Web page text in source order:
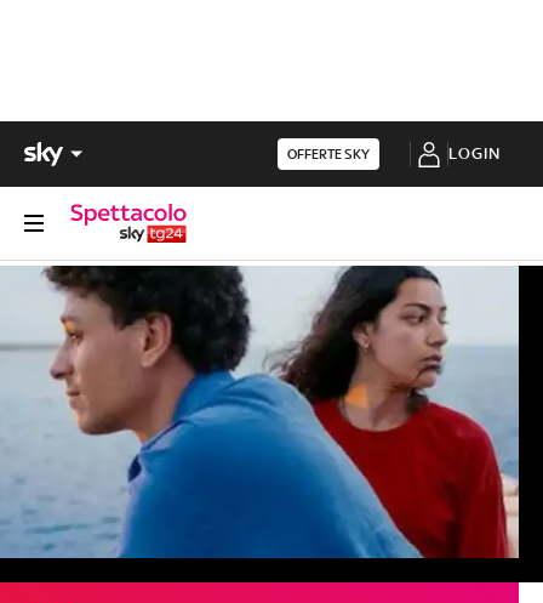
OFFERTE SKY LOGIN